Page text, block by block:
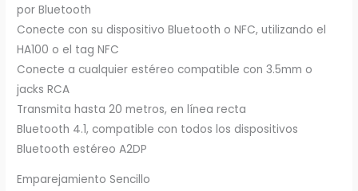
por Bluetooth
Conecte con su dispositivo Bluetooth o NFC, utilizando el
HA100 o el tag NFC
Conecte a cualquier estéreo compatible con 3.5mm o
jacks RCA
Transmita hasta 20 metros, en línea recta
Bluetooth 4.1, compatible con todos los dispositivos
Bluetooth estéreo A2DP
Emparejamiento Sencillo